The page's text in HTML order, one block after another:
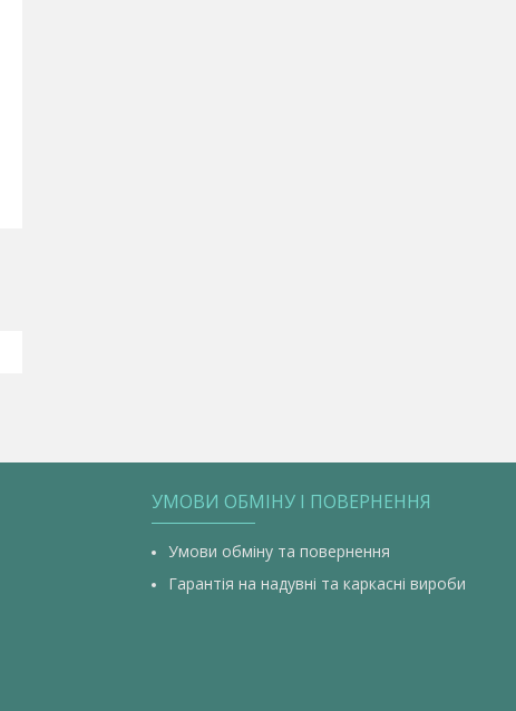
УМОВИ ОБМІНУ І ПОВЕРНЕННЯ
Умови обміну та повернення
Гарантія на надувні та каркасні вироби